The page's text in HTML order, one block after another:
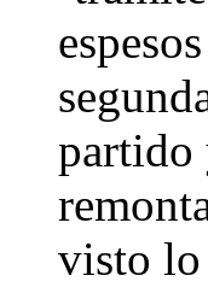
partido
visto lo